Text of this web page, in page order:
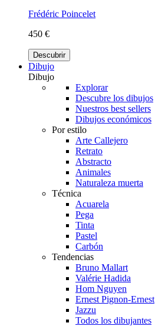
Frédéric Poincelet
450 €
Descubrir
Dibujo
Dibujo
Explorar
Descubre los dibujos
Nuestros best sellers
Dibujos económicos
Por estilo
Arte Callejero
Retrato
Abstracto
Animales
Naturaleza muerta
Técnica
Acuarela
Pega
Tinta
Pastel
Carbón
Tendencias
Bruno Mallart
Valérie Hadida
Hom Nguyen
Ernest Pignon-Ernest
Jazzu
Todos los dibujantes